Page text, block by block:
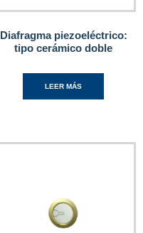
Diafragma piezoeléctrico:
tipo cerámico doble
LEER MÁS